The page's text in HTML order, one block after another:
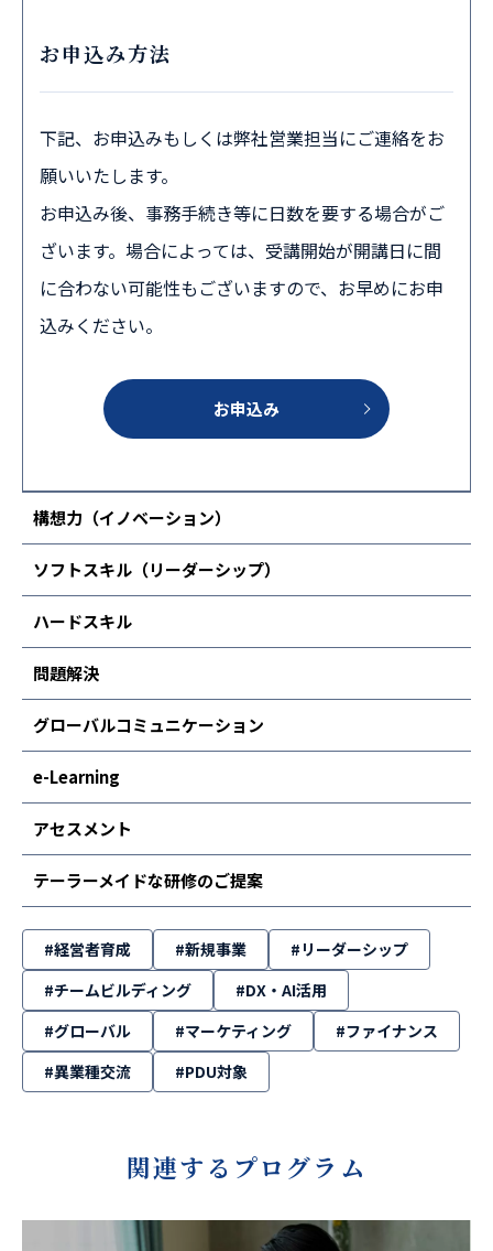
構想力（イノベーション）
ソフトスキル（リーダーシップ）
ハードスキル
問題解決
グローバルコミュニケーション
e-Learning
アセスメント
テーラーメイドな研修のご提案
#経営者育成 #新規事業
#リーダーシップ
#チームビルディング
#DX・AI活用
#グローバル
#マーケティング
#ファイナンス
#異業種交流
#PDU対象
お申込み方法
下記、お申込みもしくは弊社営業担当にご連絡をお
願いいたします。
お申込み後、事務手続き等に日数を要する場合がご
ざいます。場合によっては、受講開始が開講日に間
に合わない可能性もございますので、お早めにお申
込みください。
お申込み
関連するプログラム